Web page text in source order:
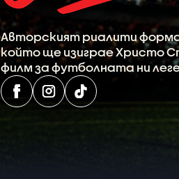
Авторският риалити
който ще изиграе Христо
филм за футболната ни